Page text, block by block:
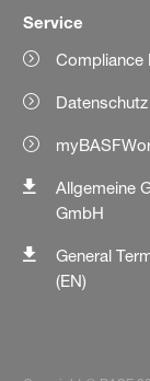
Service
Compliance
Allgemeine
GmbH
General
(EN)